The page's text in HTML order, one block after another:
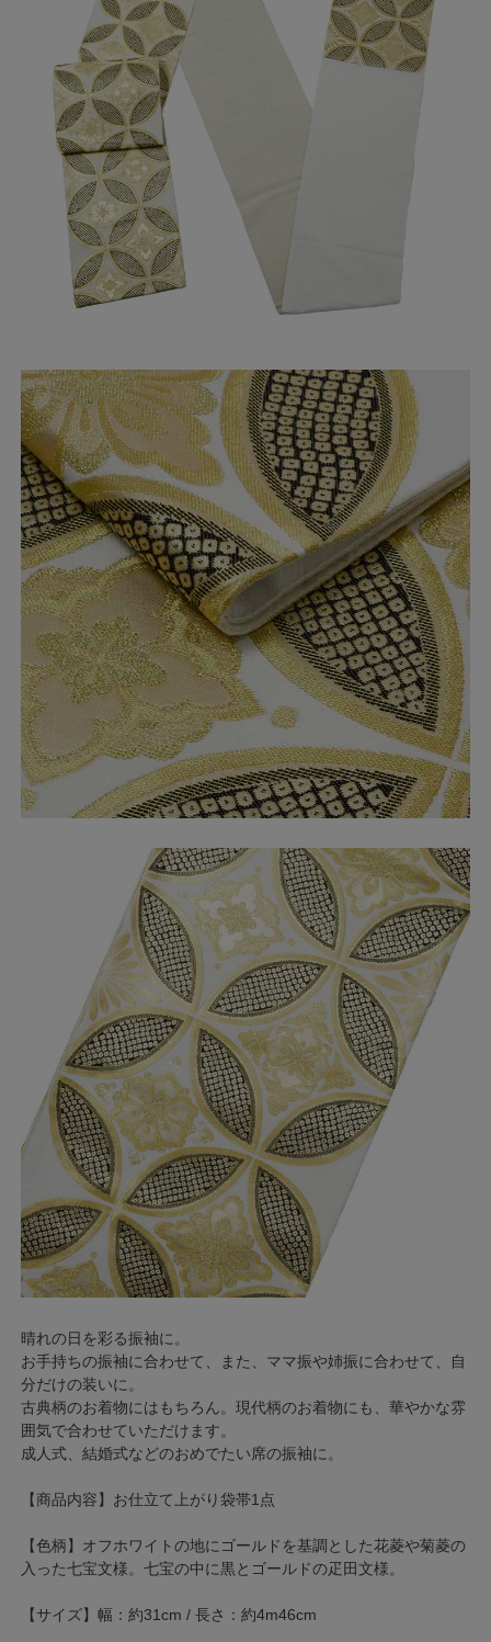
晴れの日を彩る振袖に。
お手持ちの振袖に合わせて、また、ママ振や姉振に合わせて、自
分だけの装いに。
古典柄のお着物にはもちろん。現代柄のお着物にも、華やかな雰
囲気で合わせていただけます。
成人式、結婚式などのおめでたい席の振袖に。
【商品内容】お仕立て上がり袋帯1点
【色柄】オフホワイトの地にゴールドを基調とした花菱や菊菱の
入った七宝文様。七宝の中に黒とゴールドの疋田文様。
【サイズ】幅：約31cm / 長さ：約4m46cm